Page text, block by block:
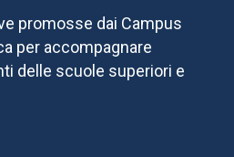
promosse dai Campus
per accompagnare
delle scuole superiori e